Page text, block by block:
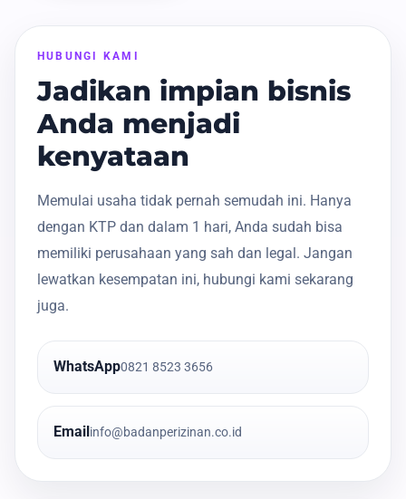
HUBUNGI KAMI
Jadikan impian bisnis
Anda menjadi
kenyataan
Memulai usaha tidak pernah semudah ini. Hanya
dengan KTP dan dalam 1 hari, Anda sudah bisa
memiliki perusahaan yang sah dan legal. Jangan
lewatkan kesempatan ini, hubungi kami sekarang
juga.
WhatsApp0821 8523 3656
Email info@badanperizinan.co.id